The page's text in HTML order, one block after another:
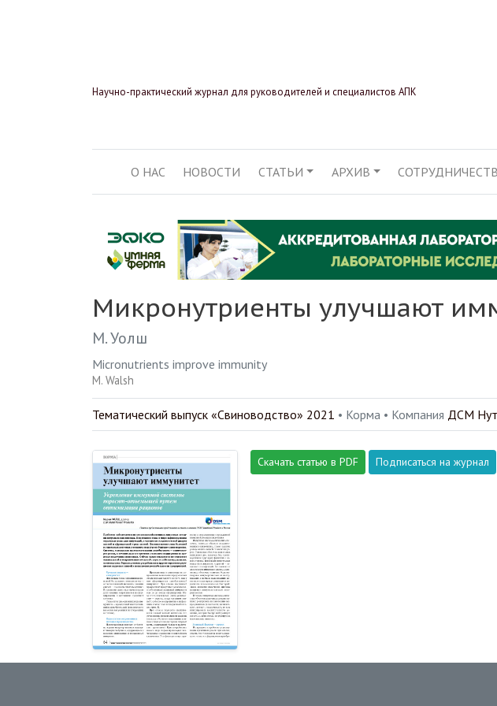
Научно-практический журнал для руководителей и специалистов АПК
ОСНОВНАЯ НАВИГАЦИЯ
О НАС НОВОСТИ СТАТЬИ АРХИВ
Микронутриенты улучшают
М. Уолш
Micronutrients improve immunity
M. Walsh
Тематический выпуск «Свиноводство» 2021 • Корма • Компания ДСМ
Скачать статью в PDF Подписаться на журнал